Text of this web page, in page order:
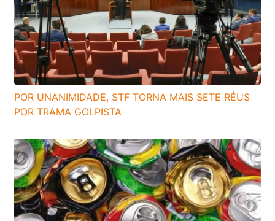
POR UNANIMIDADE, STF TORNA MAIS SETE RÉUS
POR TRAMA GOLPISTA